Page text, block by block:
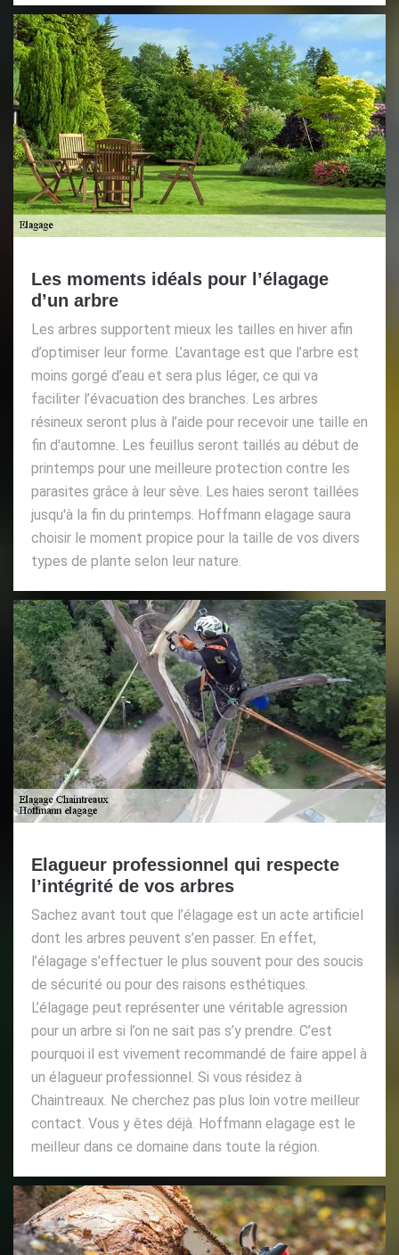
Les moments idéals pour l’élagage
d’un arbre
Les arbres supportent mieux les tailles en hiver afin
d’optimiser leur forme. L’avantage est que l’arbre est
moins gorgé d’eau et sera plus léger, ce qui va
faciliter l’évacuation des branches. Les arbres
résineux seront plus à l’aide pour recevoir une taille en
fin d'automne. Les feuillus seront taillés au début de
printemps pour une meilleure protection contre les
parasites grâce à leur sève. Les haies seront taillées
jusqu'à la fin du printemps. Hoffmann elagage saura
choisir le moment propice pour la taille de vos divers
types de plante selon leur nature.
Elagueur professionnel qui respecte
l’intégrité de vos arbres
Sachez avant tout que l’élagage est un acte artificiel
dont les arbres peuvent s’en passer. En effet,
l’élagage s’effectuer le plus souvent pour des soucis
de sécurité ou pour des raisons esthétiques.
L’élagage peut représenter une véritable agression
pour un arbre si l’on ne sait pas s’y prendre. C’est
pourquoi il est vivement recommandé de faire appel à
un élagueur professionnel. Si vous résidez à
Chaintreaux. Ne cherchez pas plus loin votre meilleur
contact. Vous y êtes déjà. Hoffmann elagage est le
meilleur dans ce domaine dans toute la région.